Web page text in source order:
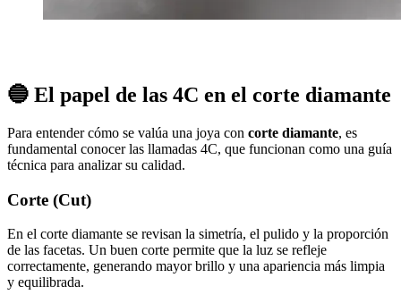
🔵 El papel de las 4C en el corte diamante
Para entender cómo se valúa una joya con corte diamante, es
fundamental conocer las llamadas 4C, que funcionan como una guía
técnica para analizar su calidad.
Corte (Cut)
En el corte diamante se revisan la simetría, el pulido y la proporción
de las facetas. Un buen corte permite que la luz se refleje
correctamente, generando mayor brillo y una apariencia más limpia
y equilibrada.